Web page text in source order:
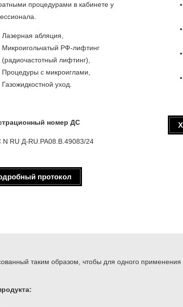
процедурами в кабинете у
Лазерная абляция,
Микроигольчатый РФ-лифтинг
(радиочастотный лифтинг),
Процедуры с микроиглами,
Газожидкостной уход.
номер ДС
RU Д-RU.РА08.В.49083/24
протокол
таким образом, чтобы для одного